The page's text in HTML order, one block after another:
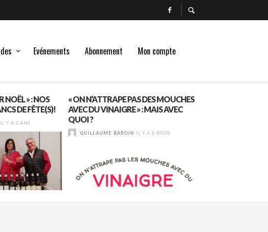
Evénements Abonnement Mon compte
NOËL » : NOS
DE FÊTE(S)!
IL Y A 2 ANS
« ON N’ATTRAPE PAS DES MOUCHES
AVEC DU VINAIGRE » : MAIS AVEC
QUOI ?
GUILLAUME BAROIN IL Y A 6 MOIS